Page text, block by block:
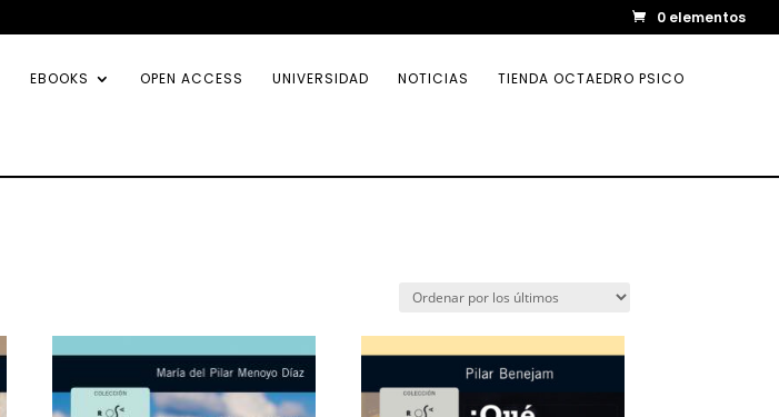
0 elementos
EBOOKS OPEN ACCESS UNIVERSIDAD NOTICIAS TIENDA OCTAEDRO PSICO